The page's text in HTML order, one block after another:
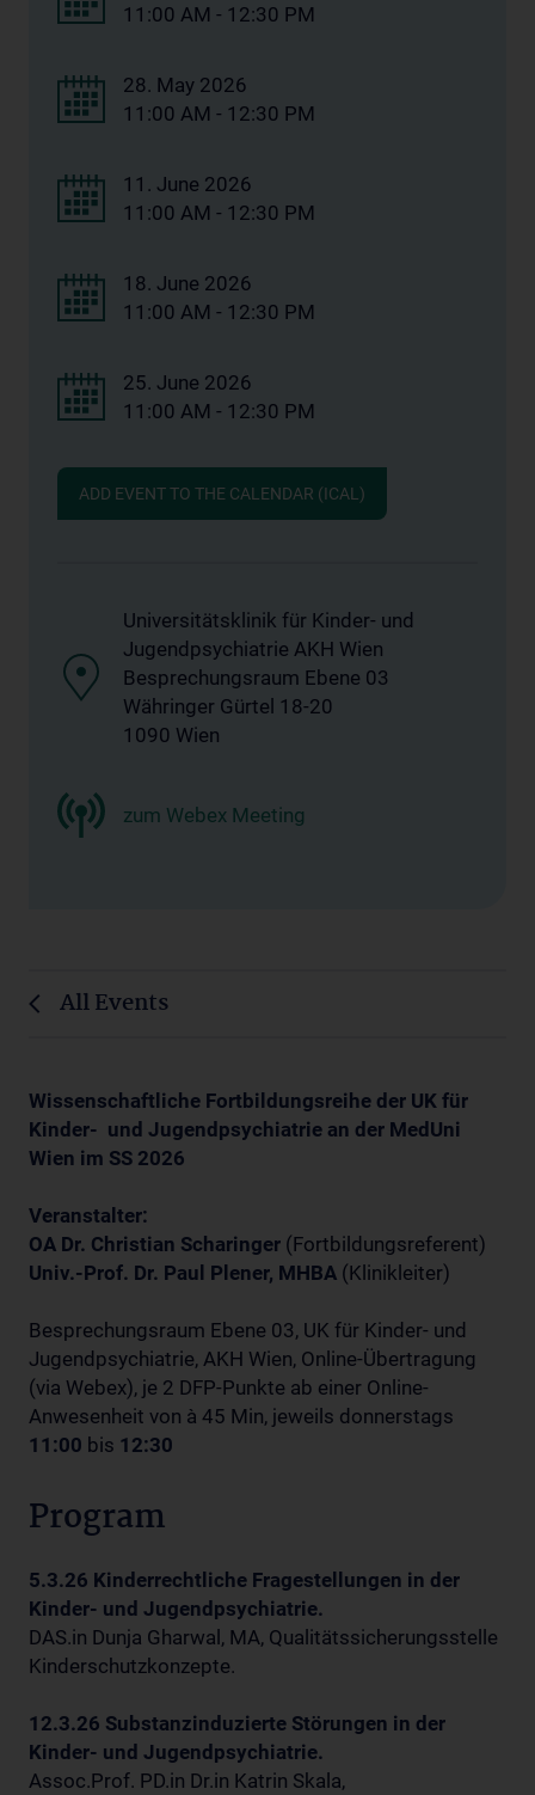
11:00 AM - 12:30 PM
28. May 2026
11:00 AM - 12:30 PM
11. June 2026
11:00 AM - 12:30 PM
18. June 2026
11:00 AM - 12:30 PM
25. June 2026
11:00 AM - 12:30 PM
ADD EVENT TO THE CALENDAR (ICAL)
Universitätsklinik für Kinder- und
Jugendpsychiatrie AKH Wien
Besprechungsraum Ebene 03
Währinger Gürtel 18-20
1090 Wien
zum Webex Meeting
All Events
Wissenschaftliche Fortbildungsreihe der UK für
Kinder- und Jugendpsychiatrie an der MedUni
Wien im SS 2026
Veranstalter:
OA Dr. Christian Scharinger (Fortbildungsreferent)
Univ.-Prof. Dr. Paul Plener, MHBA (Klinikleiter)
Besprechungsraum Ebene 03, UK für Kinder- und
Jugendpsychiatrie, AKH Wien, Online-Übertragung
(via Webex), je 2 DFP-Punkte ab einer Online-
Anwesenheit von à 45 Min, jeweils donnerstags
11:00 bis 12:30
Program
5.3.26 Kinderrechtliche Fragestellungen in der
Kinder- und Jugendpsychiatrie.
DAS.in Dunja Gharwal, MA, Qualitätssicherungsstelle
Kinderschutzkonzepte.
12.3.26 Substanzinduzierte Störungen in der
Kinder- und Jugendpsychiatrie.
Assoc.Prof. PD.in Dr.in Katrin Skala,